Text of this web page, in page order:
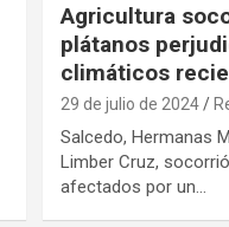
Agricultura
plátanos
climáticos
29 de julio de 2024
Salcedo, Hermanas
Limber Cruz,
afectados por un…